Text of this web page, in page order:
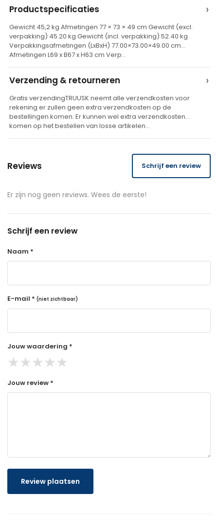
a
t
v
e
Productspecificaties ›
Gewicht 45,2 kg Afmetingen 77 × 73 × 49 cm Gewicht (excl.
verpakking) 45.20 kg Gewicht (incl. verpakking) 52.40 kg
Verpakkingsafmetingen (LxBxH) 77.00×73.00×49.00 cm
Afmetingen L69 x B67 x H63 cm Verp…
Verzending & retourneren ›
Gratis verzendingTRUUSK neemt alle verzendkosten voor
rekening er zullen geen extra verzendkosten op de
bestellingen komen. Er kunnen wel extra verzendkosten
komen op het bestellen van losse artikelen…
Reviews Schrijf een review
Er zijn nog geen reviews. Wees de eerste!
Schrijf een review
Naam *
E-mail * (niet zichtbaar)
Jouw waardering *
★★★★★
Jouw review *
Review plaatsen